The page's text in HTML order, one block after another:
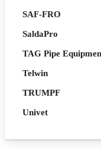
SAF-FRO
SaldaPro
TAG Pipe
Telwin
TRUMPF
Univet